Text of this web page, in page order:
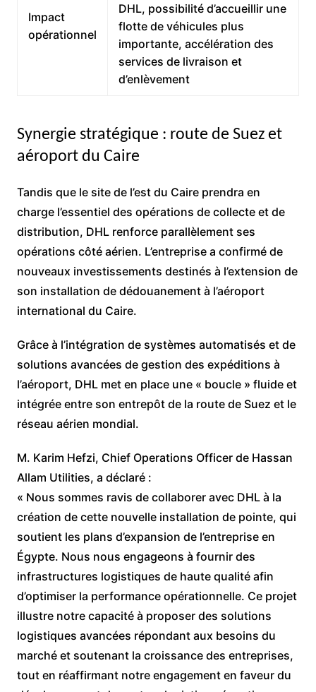
Impact
opérationnel
DHL, possibilité d’accueillir une
flotte de véhicules plus
importante, accélération des
services de livraison et
d’enlèvement
Synergie stratégique : route de Suez et
aéroport du Caire
Tandis que le site de l’est du Caire prendra en
charge l’essentiel des opérations de collecte et de
distribution, DHL renforce parallèlement ses
opérations côté aérien. L’entreprise a confirmé de
nouveaux investissements destinés à l’extension de
son installation de dédouanement à l’aéroport
international du Caire.
Grâce à l’intégration de systèmes automatisés et de
solutions avancées de gestion des expéditions à
l’aéroport, DHL met en place une « boucle » fluide et
intégrée entre son entrepôt de la route de Suez et le
réseau aérien mondial.
M. Karim Hefzi, Chief Operations Officer de Hassan
Allam Utilities, a déclaré :
« Nous sommes ravis de collaborer avec DHL à la
création de cette nouvelle installation de pointe, qui
soutient les plans d’expansion de l’entreprise en
Égypte. Nous nous engageons à fournir des
infrastructures logistiques de haute qualité afin
d’optimiser la performance opérationnelle. Ce projet
illustre notre capacité à proposer des solutions
logistiques avancées répondant aux besoins du
marché et soutenant la croissance des entreprises,
tout en réaffirmant notre engagement en faveur du